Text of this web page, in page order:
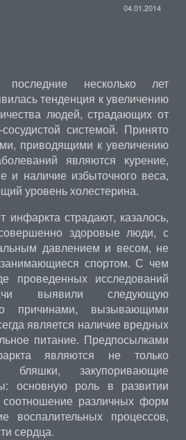
04.01.2014
несколько лет
тенденция к увеличению
людей, страдающих от
системой. Принято
приводящими к увеличению
являются курение,
и наличие избыточного веса,
уровень холестерина.
инфаркта страдают, казалось,
здоровые люди, с
давлением и весом, не
спортом. С чем
проведенных исследований
выявили следующую
причинами, вызывающими
является наличие вредных
питание. Предпосылками
являются не только
бляшки, закупоривающие
основную роль в развитии
соотношение различных форм
воспалительных процессов,
сердца.